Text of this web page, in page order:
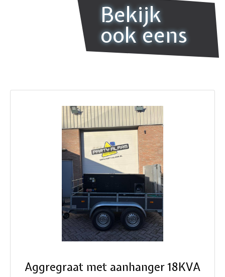
Bekijk
ook eens
Aggregraat met aanhanger 18KVA